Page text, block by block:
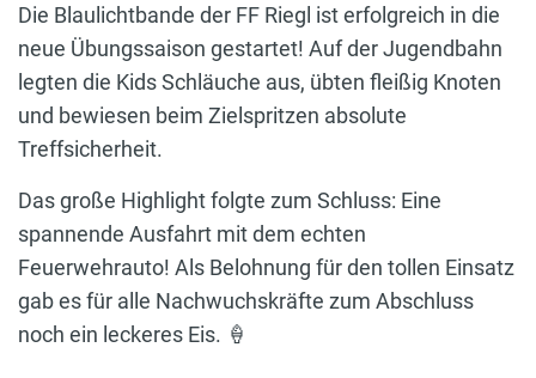
Die Blaulichtbande der FF Riegl ist erfolgreich in die
neue Übungssaison gestartet! Auf der Jugendbahn
legten die Kids Schläuche aus, übten fleißig Knoten
und bewiesen beim Zielspritzen absolute
Treffsicherheit.
Das große Highlight folgte zum Schluss: Eine
spannende Ausfahrt mit dem echten
Feuerwehrauto! Als Belohnung für den tollen Einsatz
gab es für alle Nachwuchskräfte zum Abschluss
noch ein leckeres Eis. 🍦